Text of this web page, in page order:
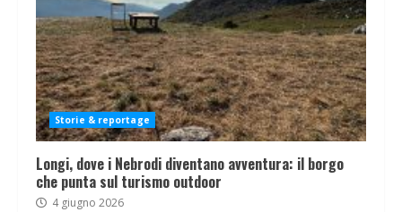
Storie & reportage
Longi, dove i Nebrodi diventano avventura: il borgo
che punta sul turismo outdoor
4 giugno 2026